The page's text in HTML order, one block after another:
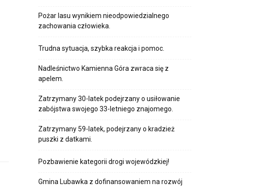
Pożar lasu wynikiem nieodpowiedzialnego
zachowania człowieka.
Trudna sytuacja, szybka reakcja i pomoc.
Nadleśnictwo Kamienna Góra zwraca się z
apelem.
Zatrzymany 30-latek podejrzany o usiłowanie
zabójstwa swojego 33-letniego znajomego.
Zatrzymany 59-latek, podejrzany o kradzież
puszki z datkami.
Pozbawienie kategorii drogi wojewódzkiej!
Gmina Lubawka z dofinansowaniem na rozwój